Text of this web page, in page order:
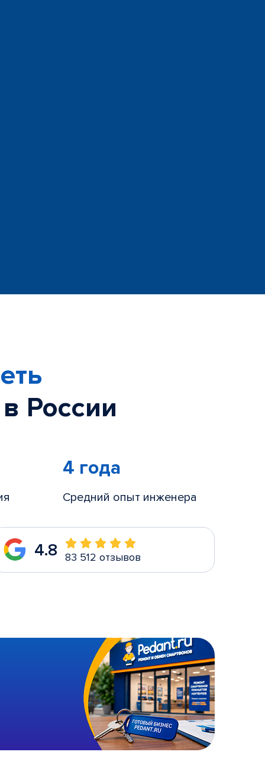
России
4 года
Средний опыт инженера
4.8 83 512 отзывов